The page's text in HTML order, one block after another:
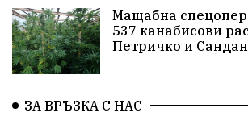
домашно насилие Пътна
Проверки здравеопазване
Мащабна
537 канабисови
Петричко и
ЗА ВРЪЗКА С НАС